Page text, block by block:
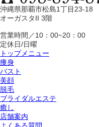
沖縄県那覇市松島1丁目23-18
オーガスタII 3階
営業時間／10：00~20：00
定休日/日曜
トップメニュー
痩身
バスト
美顔
脱毛
ブライダルエステ
癒し
店舗案内